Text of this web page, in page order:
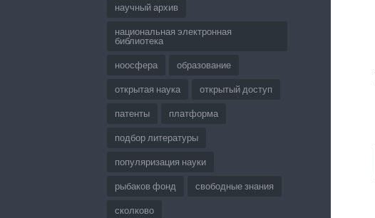
научный архив
национальная электронная
библиотека
ноосфера образование
открытая наука открытый доступ
патенты платформа
подбор литературы
популяризация науки
рыбаков фонд свободные знания
сколково